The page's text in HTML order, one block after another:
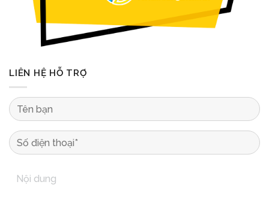
LIÊN HỆ HỖ TRỢ